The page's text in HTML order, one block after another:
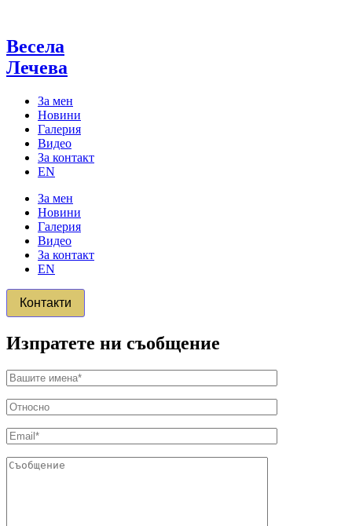
content
Весела
Лечева
За мен
Новини
Галерия
Видео
За контакт
EN
За мен
Новини
Галерия
Видео
За контакт
EN
Контакти
Изпратете ни съобщение